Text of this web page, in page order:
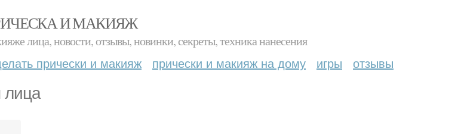
И МАКИЯЖ
лица, новости, отзывы, новинки, секреты, техника нанесения
прически и макияж прически и макияж на дому игры отзывы
лица